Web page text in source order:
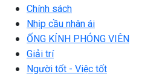
Chính sách
Nhịp cầu nhân ái
ỐNG KÍNH PHÓNG VIÊN
Giải trí
Người tốt - Việc tốt